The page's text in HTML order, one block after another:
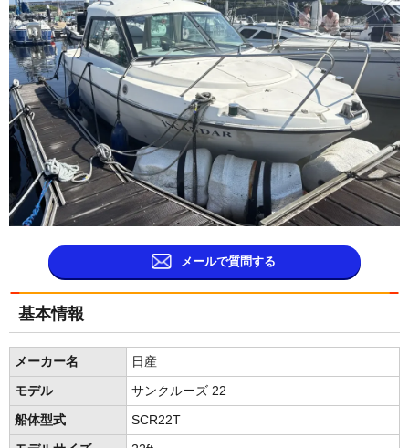
メールで質問する
基本情報
メーカー名 日産
モデル サンクルーズ 22
船体型式 SCR22T